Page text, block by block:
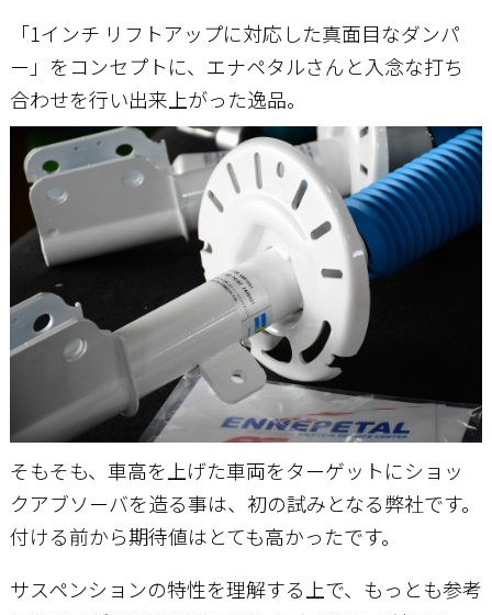
「1インチ リフトアップに対応した真面目なダンパ
ー」をコンセプトに、エナペタルさんと入念な打ち
合わせを行い出来上がった逸品。
そもそも、車高を上げた車両をターゲットにショッ
クアブソーバを造る事は、初の試みとなる弊社です。
付ける前から期待値はとても高かったです。
サスペンションの特性を理解する上で、もっとも参考